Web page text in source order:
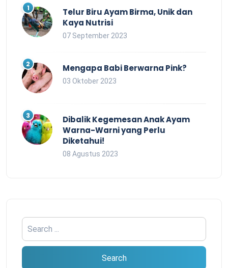
Telur Biru Ayam Birma, Unik dan
Kaya Nutrisi
07 September 2023
Mengapa Babi Berwarna Pink?
03 Oktober 2023
Dibalik Kegemesan Anak Ayam
Warna-Warni yang Perlu
Diketahui!
08 Agustus 2023